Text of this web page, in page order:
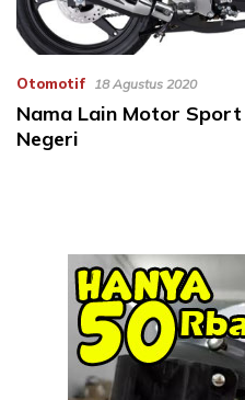
Otomotif 18 Agustus 2020
Nama Lain Motor
Negeri